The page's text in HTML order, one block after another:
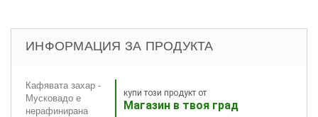
ИНФОРМАЦИЯ ЗА ПРОДУКТА
купи този продукт от
Магазин в твоя град
Кафявата захар -
Мусковадо е
нерафинирана